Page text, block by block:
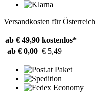
Versandkosten für Österreich
ab € 49,90 kostenlos*
ab € 0,00 € 5,49